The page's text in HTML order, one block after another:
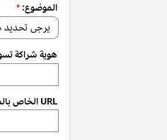
الموضوع:*
يرجى
هوية شراكة
URL الخاص بالموقع الإلكتروني: